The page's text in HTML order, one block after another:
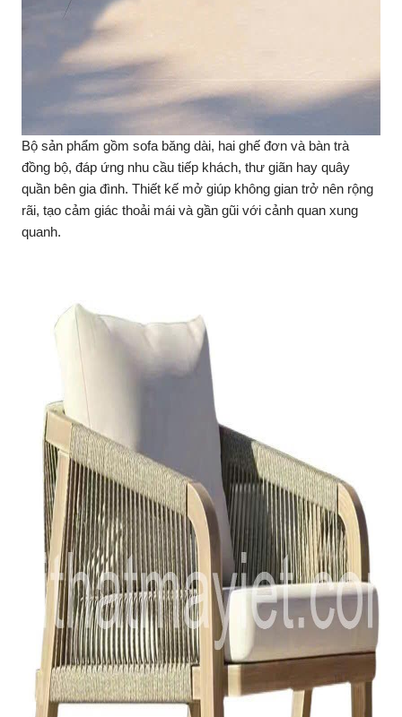
Bộ sản phẩm gồm sofa băng dài, hai ghế đơn và bàn trà
đồng bộ, đáp ứng nhu cầu tiếp khách, thư giãn hay quây
quần bên gia đình. Thiết kế mở giúp không gian trở nên rộng
rãi, tạo cảm giác thoải mái và gần gũi với cảnh quan xung
quanh.